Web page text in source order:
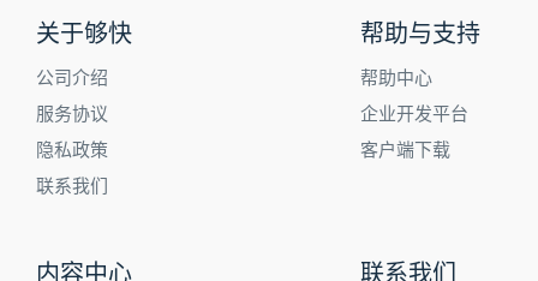
关于够快
公司介绍
服务协议
隐私政策
联系我们
帮助与支持
帮助中心
企业开发平台
客户端下载
内容中心 联系我们